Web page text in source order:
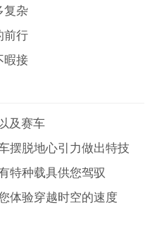
复杂
前行
暇接
及赛车
摆脱地心引力做出特技
特种载具供您驾驭
体验穿越时空的速度